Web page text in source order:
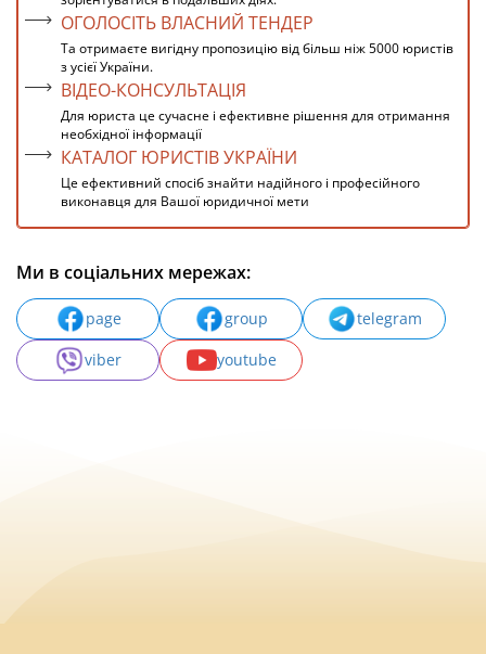
ОГОЛОСІТЬ ВЛАСНИЙ ТЕНДЕР
Та отримаєте вигідну пропозицію від більш ніж 5000 юристів
з усієї України.
ВІДЕО-КОНСУЛЬТАЦІЯ
Для юриста це сучасне і ефективне рішення для отримання
необхідної інформації
КАТАЛОГ ЮРИСТІВ УКРАЇНИ
Це ефективний спосіб знайти надійного і професійного
виконавця для Вашої юридичної мети
Ми в соціальних мережах:
page group
telegram
viber
youtube